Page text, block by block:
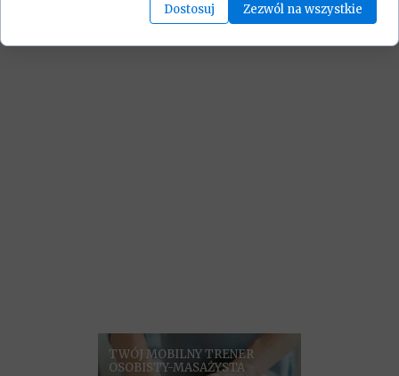
TWÓJ MOBILNY TRENER
OSOBISTY-MASAŻYSTA
Dostosuj Zezwól na wszystkie